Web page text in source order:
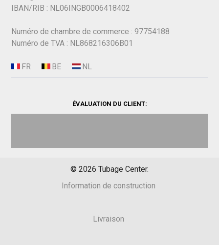
IBAN/RIB : NL06INGB0006418402
Numéro de chambre de commerce : 97754188
Numéro de TVA : NL868216306B01
ÉVALUATION DU CLIENT:
© 2026 Tubage Center.
Information de construction
Livraison